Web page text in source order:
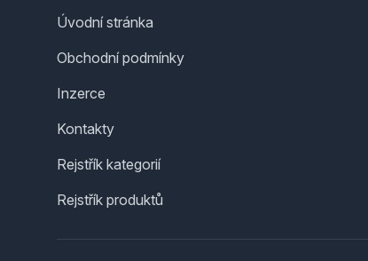
Úvodní stránka
Obchodní podmínky
Inzerce
Kontakty
Rejstřík kategorií
Rejstřík produktů